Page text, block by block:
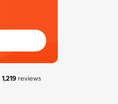
1,219reviews